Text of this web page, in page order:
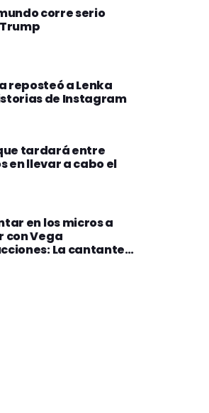
corre serio
reposteó a Lenka
de Instagram
tardará entre
en llevar a cabo el
en los micros a
con Vega
La cantante